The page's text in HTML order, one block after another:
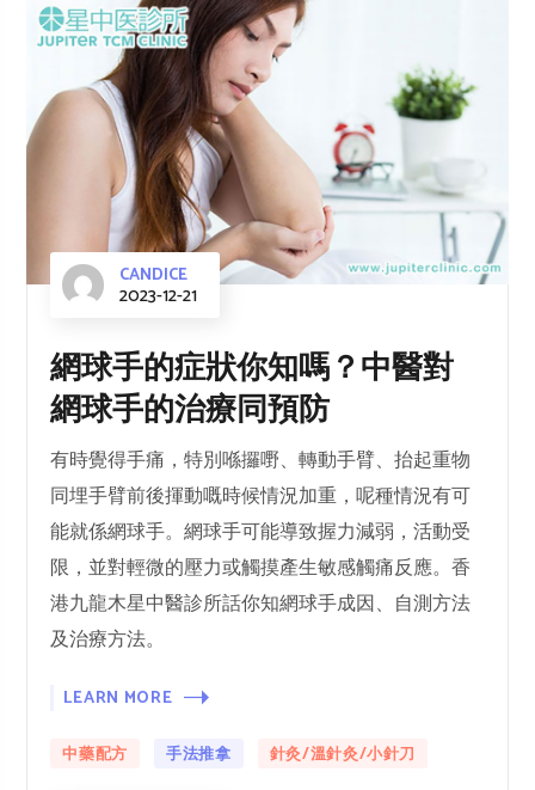
CANDICE
2023-12-21
網球手的症狀你知嗎？中醫對
網球手的治療同預防
有時覺得手痛，特別喺攞嘢、轉動手臂、抬起重物
同埋手臂前後揮動嘅時候情況加重，呢種情況有可
能就係網球手。網球手可能導致握力減弱，活動受
限，並對輕微的壓力或觸摸產生敏感觸痛反應。香
港九龍木星中醫診所話你知網球手成因、自測方法
及治療方法。
LEARN MORE
中藥配方 手法推拿 針灸/溫針灸/小針刀